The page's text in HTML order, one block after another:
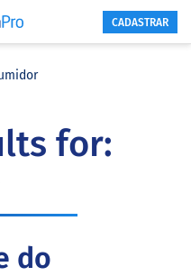
CADASTRAR
for:
do